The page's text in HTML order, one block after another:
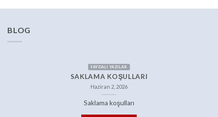
BLOG
FAYDALI YAZILAR
SAKLAMA KOŞULLARI
Haziran 2, 2026
Saklama koşulları